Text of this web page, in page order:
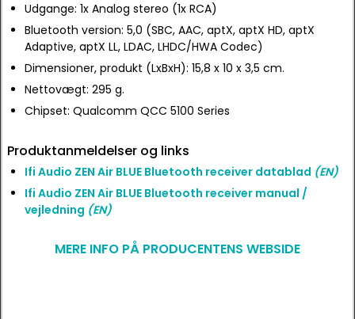
Udgange: 1x Analog stereo (1x RCA)
Bluetooth version: 5,0 (SBC, AAC, aptX, aptX HD, aptX
Adaptive, aptX LL, LDAC, LHDC/HWA Codec)
Dimensioner, produkt (LxBxH): 15,8 x 10 x 3,5 cm.
Nettovægt: 295 g.
Chipset: Qualcomm QCC 5100 Series
Produktanmeldelser og links
Ifi Audio ZEN Air BLUE Bluetooth receiver datablad (EN)
Ifi Audio ZEN Air BLUE Bluetooth receiver manual /
vejledning (EN)
MERE INFO PÅ PRODUCENTENS WEBSIDE